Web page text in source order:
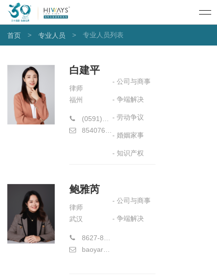
首页 > 专业人员 > 专业人员列表
白建平
律师
福州
(0591)87515966
854076594@qq.com
- 公司与商事
- 争端解决
- 劳动争议
- 婚姻家事
- 知识产权
鲍雅芮
律师
武汉
8627-88080166
baoyarui@hiwayslaw.com
- 公司与商事
- 争端解决